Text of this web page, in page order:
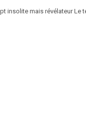
insolite mais révélateur Le